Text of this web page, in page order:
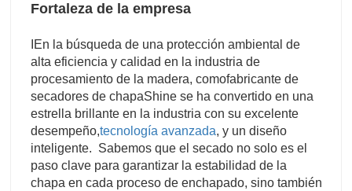
Fortaleza de la empresa
En la búsqueda de una protección ambiental de
alta eficiencia y calidad en la industria de
procesamiento de la madera, comofabricante de
secadores de chapaShine se ha convertido en una
estrella brillante en la industria con su excelente
desempeño,tecnología avanzada, y un diseño
inteligente. Sabemos que el secado no solo es el
paso clave para garantizar la estabilidad de la
chapa en cada proceso de enchapado, sino también